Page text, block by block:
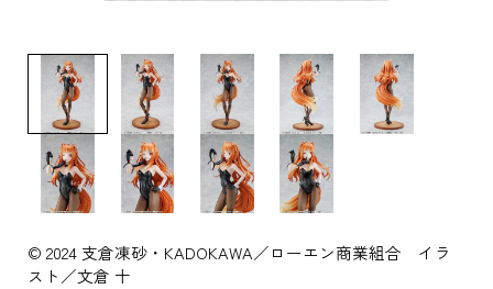
© 2024 支倉凍砂・KADOKAWA／ローエン商業組合 イラ
スト／文倉 十